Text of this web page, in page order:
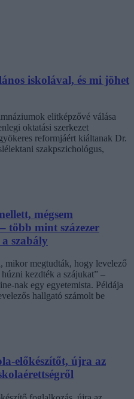
iskolával, és mi jöhet
elitképzővé válása
oktatási szerkezet
reformjáért kiáltanak Dr.
szakpszichológus,
mégsem
mint százezer
szabály
mikor megtudták, hogy levelező
kezdték a szájukat” –
nak egy egyetemista. Példája
hallgató számolt be
előkészítőt, újra az